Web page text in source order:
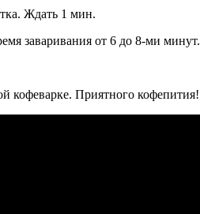
Ждать 1 мин.
заваривания от 6 до 8-ми минут.
кофеварке. Приятного кофепития!